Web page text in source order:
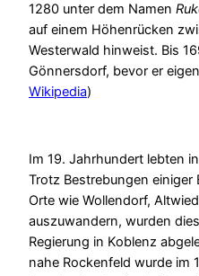
1280 unter dem Namen
auf einem Höhenrücken
Westerwald hinweist. Bis
Gönnersdorf, bevor er
Wikipedia)
Im 19. Jahrhundert lebten
Trotz Bestrebungen einiger
Orte wie Wollendorf,
auszuwandern, wurden
Regierung in Koblenz
nahe Rockenfeld wurde im